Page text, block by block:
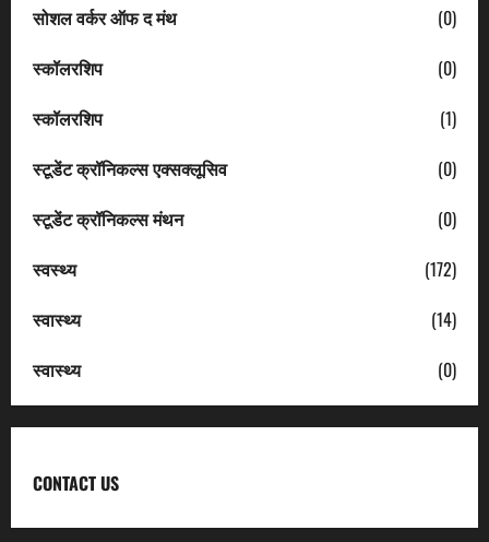
सोशल वर्कर ऑफ द मंथ
(0)
स्कॉलरशिप
(0)
स्कॉलरशिप
(1)
स्टूडेंट क्रॉनिकल्स एक्सक्लूसिव
(0)
स्टूडेंट क्रॉनिकल्स मंथन
(0)
स्वस्थ्य
(172)
स्वास्थ्य
(14)
स्वास्थ्य
(0)
CONTACT US